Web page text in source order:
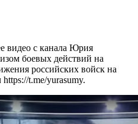
видео с канала Юрия
боевых действий на
российских войск на
t.me/yurasumy.